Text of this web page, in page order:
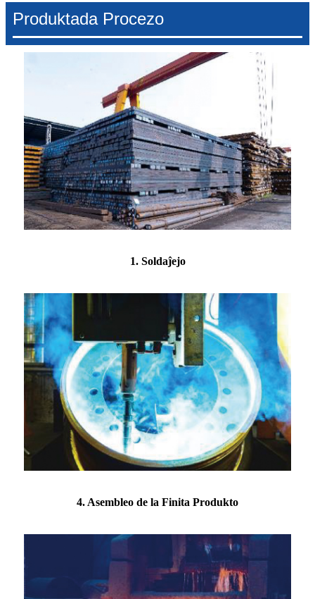
Produktada Procezo
1. Soldaĵejo
4. Asembleo de la Finita Produkto